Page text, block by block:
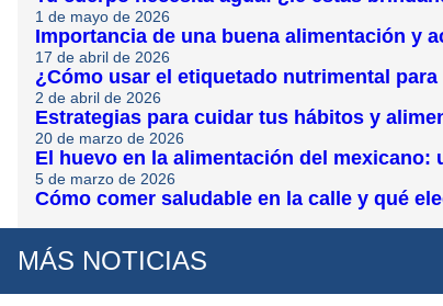
1 de mayo de 2026
Importancia de una buena alimentación y
17 de abril de 2026
¿Cómo usar el etiquetado nutrimental
2 de abril de 2026
Estrategias para cuidar tus hábitos y
20 de marzo de 2026
El huevo en la alimentación del
5 de marzo de 2026
Cómo comer saludable en la calle y qué
MÁS NOTICIAS